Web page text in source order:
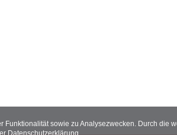
sowie zu Analysezwecken. Durch
Datenschutzerklärung